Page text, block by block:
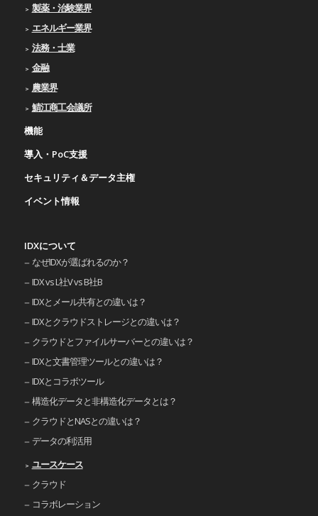
製薬・治験業界
エネルギー業界
法務・士業
金融
農業界
鯖江商工会議所
機能
導入・PoC支援
セキュリティ＆データ主権
イベント情報
IDXについて
なぜIDXが選ばれるのか？
IDX vs L社V vs B社B
IDXとメール共有との違いは？
IDXとクラウドストレージとの違いは？
クラウドとファイルサーバーとの違いは？
IDXと文書管理ツールとの違いは？
IDXとコラボツール
構造化データと非構造化データとは？
クラウドとNASとの違いは？
データの利活用
ユースケース
クラウド
コラボレーション